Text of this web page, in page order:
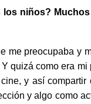
niños?
me preocupaba y
quizá como era
y así
y algo como